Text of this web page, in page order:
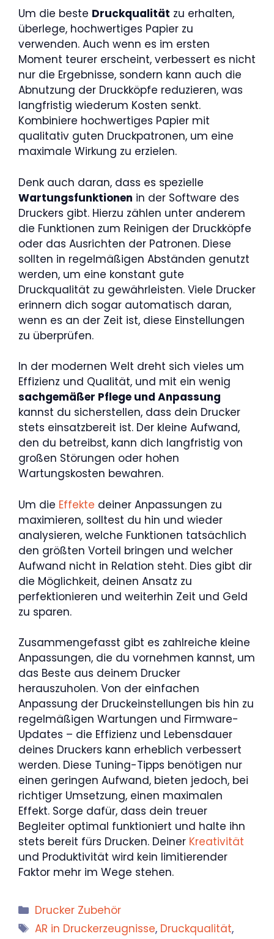
Um die beste Druckqualität zu erhalten,
überlege, hochwertiges Papier zu
verwenden. Auch wenn es im ersten
Moment teurer erscheint, verbessert es nicht
nur die Ergebnisse, sondern kann auch die
Abnutzung der Druckköpfe reduzieren, was
langfristig wiederum Kosten senkt.
Kombiniere hochwertiges Papier mit
qualitativ guten Druckpatronen, um eine
maximale Wirkung zu erzielen.
Denk auch daran, dass es spezielle
Wartungsfunktionen in der Software des
Druckers gibt. Hierzu zählen unter anderem
die Funktionen zum Reinigen der Druckköpfe
oder das Ausrichten der Patronen. Diese
sollten in regelmäßigen Abständen genutzt
werden, um eine konstant gute
Druckqualität zu gewährleisten. Viele Drucker
erinnern dich sogar automatisch daran,
wenn es an der Zeit ist, diese Einstellungen
zu überprüfen.
In der modernen Welt dreht sich vieles um
Effizienz und Qualität, und mit ein wenig
sachgemäßer Pflege und Anpassung
kannst du sicherstellen, dass dein Drucker
stets einsatzbereit ist. Der kleine Aufwand,
den du betreibst, kann dich langfristig von
großen Störungen oder hohen
Wartungskosten bewahren.
Um die Effekte deiner Anpassungen zu
maximieren, solltest du hin und wieder
analysieren, welche Funktionen tatsächlich
den größten Vorteil bringen und welcher
Aufwand nicht in Relation steht. Dies gibt dir
die Möglichkeit, deinen Ansatz zu
perfektionieren und weiterhin Zeit und Geld
zu sparen.
Zusammengefasst gibt es zahlreiche kleine
Anpassungen, die du vornehmen kannst, um
das Beste aus deinem Drucker
herauszuholen. Von der einfachen
Anpassung der Druckeinstellungen bis hin zu
regelmäßigen Wartungen und Firmware-
Updates – die Effizienz und Lebensdauer
deines Druckers kann erheblich verbessert
werden. Diese Tuning-Tipps benötigen nur
einen geringen Aufwand, bieten jedoch, bei
richtiger Umsetzung, einen maximalen
Effekt. Sorge dafür, dass dein treuer
Begleiter optimal funktioniert und halte ihn
stets bereit fürs Drucken. Deiner Kreativität
und Produktivität wird kein limitierender
Faktor mehr im Wege stehen.
Kategorien
Drucker Zubehör
Schlagwörter
AR in Druckerzeugnisse, Druckqualität,